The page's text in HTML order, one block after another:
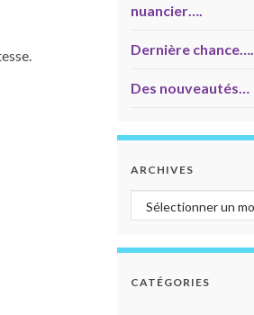
nuancier….
Dernière chance….
Des nouveautés…
ARCHIVES
Archives
CATÉGORIES